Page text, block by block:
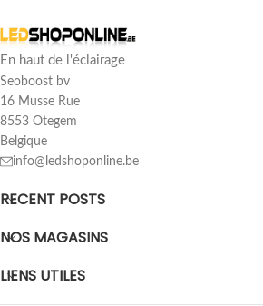
Luc Coppens
Note : 5/5
Produit phare
Sat Mar 15 2025 14:48:41 GMT+0000
En haut de l'éclairage
Seoboost bv
16 Musse Rue
8553 Otegem
Belgique
info@ledshoponline.be
RECENT POSTS
NOS MAGASINS
LIENS UTILES